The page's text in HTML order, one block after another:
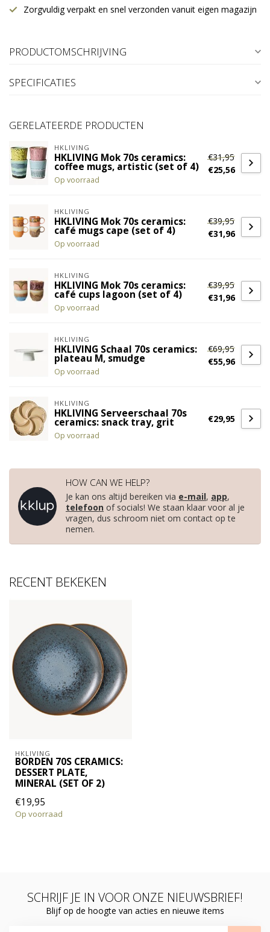
Zorgvuldig verpakt en snel verzonden vanuit eigen magazijn
PRODUCTOMSCHRIJVING
SPECIFICATIES
GERELATEERDE PRODUCTEN
HKLIVING
HKLIVING Mok 70s ceramics:
coffee mugs, artistic (set of 4)
Op voorraad
€31,95
€25,56
HKLIVING
HKLIVING Mok 70s ceramics:
café mugs cape (set of 4)
Op voorraad
€39,95
€31,96
HKLIVING
HKLIVING Mok 70s ceramics:
café cups lagoon (set of 4)
Op voorraad
€39,95
€31,96
HKLIVING
HKLIVING Schaal 70s ceramics:
plateau M, smudge
Op voorraad
€69,95
€55,96
HKLIVING
HKLIVING Serveerschaal 70s
ceramics: snack tray, grit
Op voorraad
€29,95
HOW CAN WE HELP?
Je kan ons altijd bereiken via e-mail, app,
telefoon of socials! We staan klaar voor al je
vragen, dus schroom niet om contact op te
nemen.
RECENT BEKEKEN
HKLIVING
BORDEN 70S CERAMICS:
DESSERT PLATE,
MINERAL (SET OF 2)
€19,95
Op voorraad
SCHRIJF JE IN VOOR ONZE NIEUWSBRIEF!
Blijf op de hoogte van acties en nieuwe items